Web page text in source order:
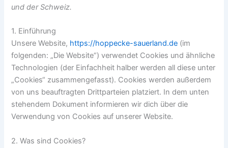
und der Schweiz.
1. Einführung
Unsere Website, https://hoppecke-sauerland.de (im
folgenden: „Die Website“) verwendet Cookies und ähnliche
Technologien (der Einfachheit halber werden all diese unter
„Cookies“ zusammengefasst). Cookies werden außerdem
von uns beauftragten Drittparteien platziert. In dem unten
stehendem Dokument informieren wir dich über die
Verwendung von Cookies auf unserer Website.
2. Was sind Cookies?